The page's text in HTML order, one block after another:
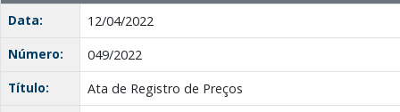
Data:
12/04/2022
Número:
049/2022
Título:
Ata de Registro de Preços